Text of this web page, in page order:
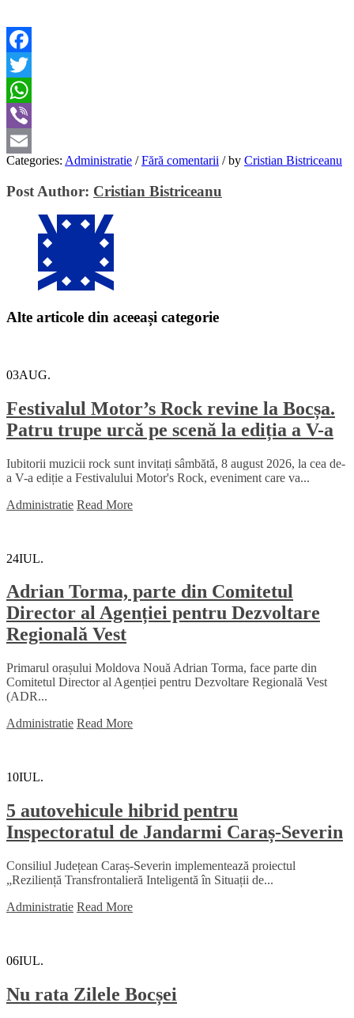
Facebook
Twitter
WhatsApp
Viber
Email
Categories: Administratie / Fără comentarii /by Cristian Bistriceanu
Post Author: Cristian Bistriceanu
Alte articole din aceeași categorie
03AUG.
Festivalul Motor’s Rock revine la Bocșa.
Patru trupe urcă pe scenă la ediția a V-a
Iubitorii muzicii rock sunt invitați sâmbătă, 8 august 2026, la cea de-
a V-a ediție a Festivalului Motor's Rock, eveniment care va...
Administratie Read More
24IUL.
Adrian Torma, parte din Comitetul
Director al Agenției pentru Dezvoltare
Regională Vest
Primarul orașului Moldova Nouă Adrian Torma, face parte din
Comitetul Director al Agenției pentru Dezvoltare Regională Vest
(ADR...
Administratie Read More
10IUL.
5 autovehicule hibrid pentru
Inspectoratul de Jandarmi Caraș-Severin
Consiliul Județean Caraș-Severin implementează proiectul
„Reziliență Transfrontalieră Inteligentă în Situații de...
Administratie Read More
06IUL.
Nu rata Zilele Bocșei